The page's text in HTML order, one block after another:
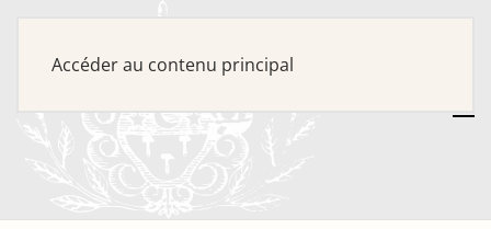
Accéder au contenu principal